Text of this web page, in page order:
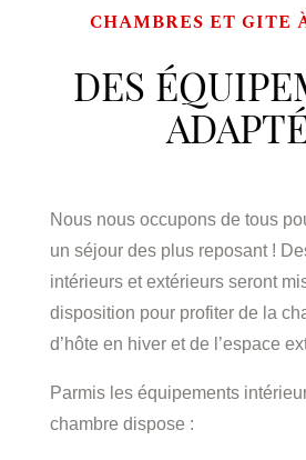
CHAMBRES ET GITE
DES
Nous nous occupons de tous
un séjour des plus reposant !
intérieurs et extérieurs seront
disposition pour profiter de la
d’hôte en hiver et de l’espace
Parmis les équipements
chambre dispose :